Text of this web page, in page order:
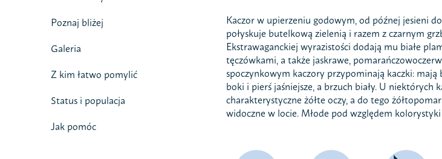
Poznaj bliżej
Galeria
Z kim łatwo pomylić
Status i populacja
Jak pomóc
Kaczor w upierzeniu godowym, od późnej jesieni
połyskuje butelkową zielenią i razem z czarnym
Ekstrawaganckiej wyrazistości dodają mu białe
tęczówkami, a także jaskrawe,
spoczynkowym kaczory przypominają kaczki: mają
boki i pierś jaśniejsze, a brzuch biały. U niektórych
charakterystyczne żółte oczy, a do tego
widoczne w locie. Młode pod względem